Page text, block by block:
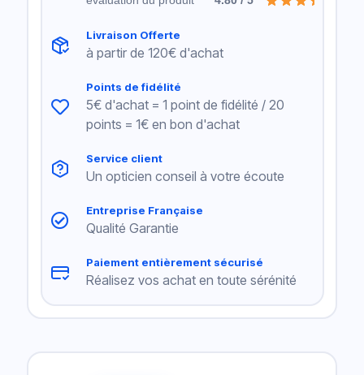
Livraison Offerte
à partir de 120€ d'achat
Points de fidélité
5€ d'achat = 1 point de fidélité / 20
points = 1€ en bon d'achat
Service client
Un opticien conseil à votre écoute
Entreprise Française
Qualité Garantie
Paiement entièrement sécurisé
Réalisez vos achat en toute sérénité